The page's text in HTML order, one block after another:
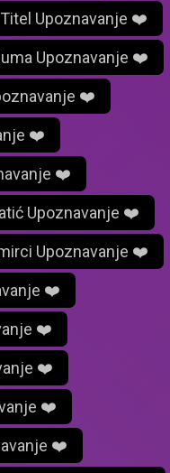
Titel Upoznavanje ❤️
Upoznavanje ❤️
❤️
❤️
❤️
Upoznavanje ❤️
Upoznavanje ❤️
❤️
❤️
❤️
❤️
❤️